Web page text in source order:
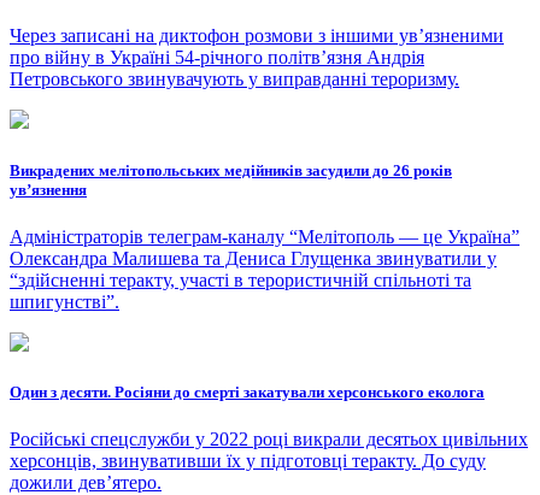
Через записані на диктофон розмови з іншими ув’язненими
про війну в Україні 54-річного політв’язня Андрія
Петровського звинувачують у виправданні тероризму.
Викрадених мелітопольських медійників засудили до 26 років
ув’язнення
Адміністраторів телеграм-каналу “Мелітополь — це Україна”
Олександра Малишева та Дениса Глущенка звинуватили у
“здійсненні теракту, участі в терористичній спільноті та
шпигунстві”.
Один з десяти. Росіяни до смерті закатували херсонського еколога
Російські спецслужби у 2022 році викрали десятьох цивільних
херсонців, звинувативши їх у підготовці теракту. До суду
дожили дев’ятеро.